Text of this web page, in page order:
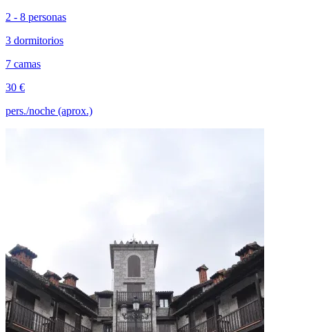
2 - 8 personas
3 dormitorios
7 camas
30 €
pers./noche (aprox.)